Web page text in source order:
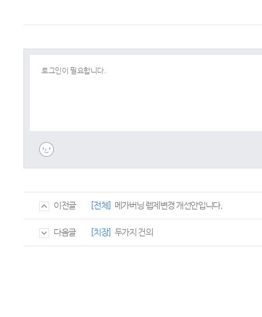
이전글 [전체] 메가버닝 렙제변경 개선안입니다.
다음글 [치장] 두가지 건의